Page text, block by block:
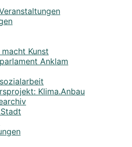
Kunst
Anklam
Klima.Anbau